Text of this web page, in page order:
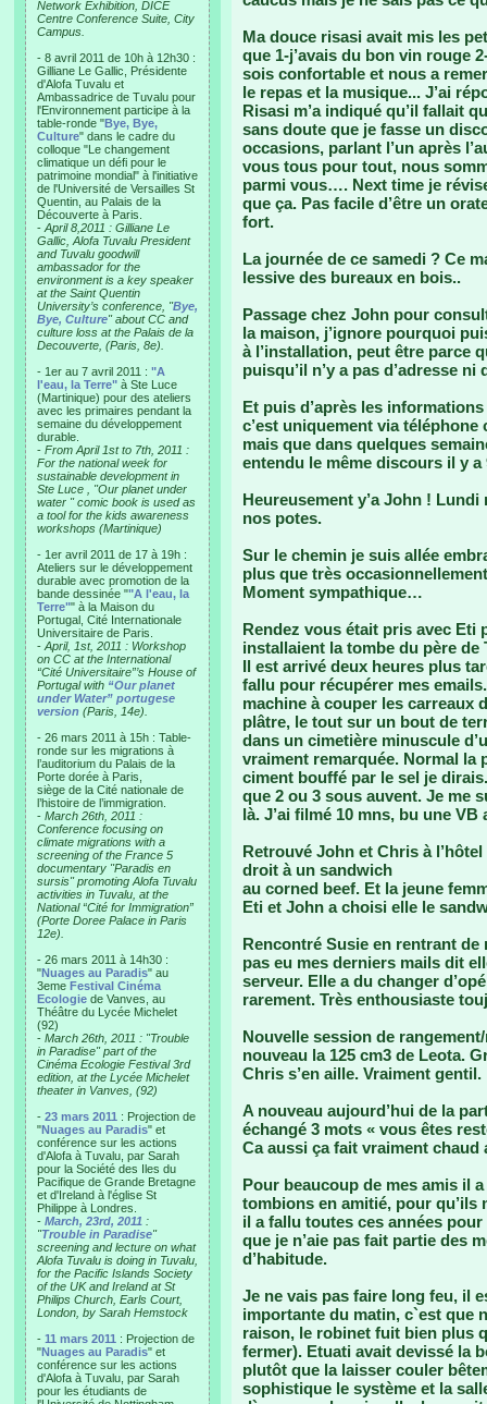
Network Exhibition, DICE
Centre Conference Suite, City
Campus.
- 8 avril 2011 de 10h à 12h30 :
Gilliane Le Gallic, Présidente
d'Alofa Tuvalu et
Ambassadrice de Tuvalu pour
l'Environnement participe à la
table-ronde "Bye, Bye,
Culture" dans le cadre du
colloque "Le changement
climatique un défi pour le
patrimoine mondial" à l'initiative
de l'Université de Versailles St
Quentin, au Palais de la
Découverte à Paris.
- April 8,2011 : Gilliane Le
Gallic, Alofa Tuvalu President
and Tuvalu goodwill
ambassador for the
environment is a key speaker
at the Saint Quentin
University’s conference, "Bye,
Bye, Culture" about CC and
culture loss at the Palais de la
Decouverte, (Paris, 8e).
- 1er au 7 avril 2011 : "A
l'eau, la Terre" à Ste Luce
(Martinique) pour des ateliers
avec les primaires pendant la
semaine du développement
durable.
- From April 1st to 7th, 2011 :
For the national week for
sustainable development in
Ste Luce , "Our planet under
water " comic book is used as
a tool for the kids awareness
workshops (Martinique)
- 1er avril 2011 de 17 à 19h :
Ateliers sur le développement
durable avec promotion de la
bande dessinée ""A l'eau, la
Terre"" à la Maison du
Portugal, Cité Internationale
Universitaire de Paris.
- April, 1st, 2011 : Workshop
on CC at the International
“Cité Universitaire”’s House of
Portugal with “Our planet
under Water” portugese
version (Paris, 14e).
- 26 mars 2011 à 15h : Table-
ronde sur les migrations à
l’auditorium du Palais de la
Porte dorée à Paris,
siège de la Cité nationale de
l’histoire de l’immigration.
- March 26th, 2011 :
Conference focusing on
climate migrations with a
screening of the France 5
documentary "Paradis en
sursis" promoting Alofa Tuvalu
activities in Tuvalu, at the
National “Cité for Immigration”
(Porte Doree Palace in Paris
12e).
- 26 mars 2011 à 14h30 :
"Nuages au Paradis" au
3eme Festival Cinéma
Ecologie de Vanves, au
Théâtre du Lycée Michelet
(92)
- March 26th, 2011 : "Trouble
in Paradise" part of the
Cinéma Ecologie Festival 3rd
edition, at the Lycée Michelet
theater in Vanves, (92)
- 23 mars 2011 : Projection de
"Nuages au Paradis" et
conférence sur les actions
d'Alofa à Tuvalu, par Sarah
pour la Société des Iles du
Pacifique de Grande Bretagne
et d'Ireland à l'église St
Philippe à Londres.
- March, 23rd, 2011 :
"Trouble in Paradise"
screening and lecture on what
Alofa Tuvalu is doing in Tuvalu,
for the Pacific Islands Society
of the UK and Ireland at St
Philips Church, Earls Court,
London, by Sarah Hemstock
- 11 mars 2011 : Projection de
"Nuages au Paradis" et
conférence sur les actions
d'Alofa à Tuvalu, par Sarah
pour les étudiants de
Ma douce risasi avait mis les
que 1-j’avais du bon vin rouge
sois confortable et nous a
le repas et la musique... J’ai
Risasi m’a indiqué qu’il fallait
sans doute que je fasse un
occasions, parlant l’un après
vous tous pour tout, nous
parmi vous…. Next time je
que ça. Pas facile d’être un
fort.
La journée de ce samedi ? Ce
lessive des bureaux en bois..
Passage chez John pour
la maison, j’ignore pourquoi
à l’installation, peut être parce
puisqu’il n’y a pas d’adresse ni
Et puis d’après les
c’est uniquement via téléphone
mais que dans quelques
entendu le même discours il y a
Heureusement y’a John !
nos potes.
Sur le chemin je suis allée
plus que très
Moment sympathique…
Rendez vous était pris avec Eti
installaient la tombe du père de
Il est arrivé deux heures plus
fallu pour récupérer mes
machine à couper les carreaux
plâtre, le tout sur un bout de
dans un cimetière minuscule
vraiment remarquée. Normal la
ciment bouffé par le sel je
que 2 ou 3 sous auvent. Je me
là. J’ai filmé 10 mns, bu une
Retrouvé John et Chris à
droit à un sandwich
au corned beef. Et la jeune
Eti et John a choisi elle le
Rencontré Susie en rentrant de
pas eu mes derniers mails dit
serveur. Elle a du changer
rarement. Très enthousiaste
Nouvelle session de
nouveau la 125 cm3 de Leota.
Chris s’en aille. Vraiment gentil.
A nouveau aujourd’hui de la
échangé 3 mots « vous êtes
Ca aussi ça fait vraiment chaud
Pour beaucoup de mes amis il
tombions en amitié, pour qu’ils
il a fallu toutes ces années
que je n’aie pas fait partie des
d’habitude.
Je ne vais pas faire long feu, il
importante du matin, c`est que
raison, le robinet fuit bien plus
fermer). Etuati avait devissé la
plutôt que la laisser couler
sophistique le système et la